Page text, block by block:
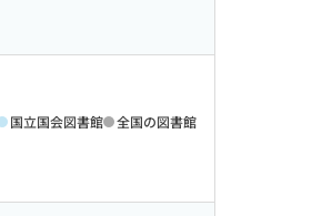
国立国会図書館 全国の図書館